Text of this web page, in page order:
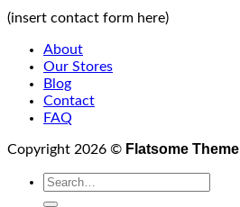
(insert contact form here)
About
Our Stores
Blog
Contact
FAQ
Copyright 2026 © Flatsome Theme